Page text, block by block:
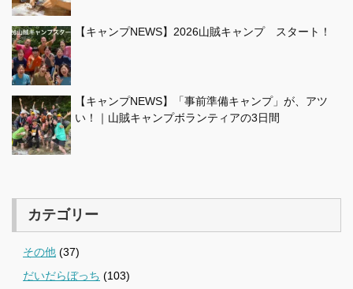
【キャンプNEWS】2026山賊キャンプ スタート！
【キャンプNEWS】「事前準備キャンプ」が、アツ
い！｜山賊キャンプボランティアの3日間
カテゴリー
その他 (37)
だいだらぼっち (103)